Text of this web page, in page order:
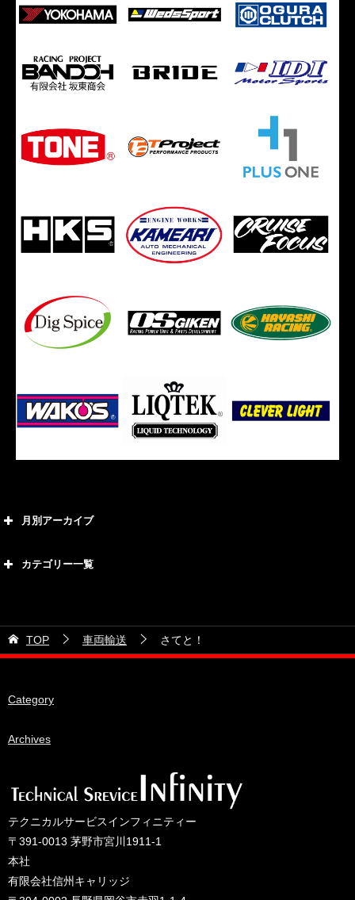
月別アーカイブ
2026年5月
2026年4月
2026年2月
2025年11月
2025年9月
2025年7月
カテゴリー一覧
21号車
28号車
ORC
TOP 車両輸送 さてと！
Category
Archives
テクニカルサービスインフィニティー
〒391-0013 茅野市宮川1911-1
本社
有限会社信州キャリッジ